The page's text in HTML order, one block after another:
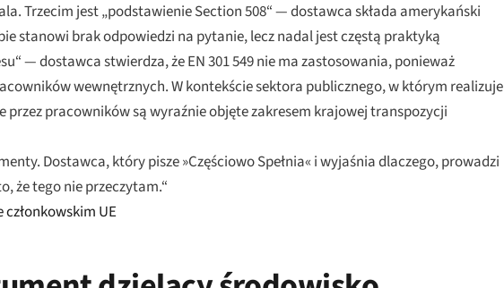
Trzecim jest „podstawienie Section 508“ — dostawca składa amerykański
stanowi brak odpowiedzi na pytanie, lecz nadal jest częstą praktyką
— dostawca stwierdza, że EN 301 549 nie ma zastosowania, ponieważ
wewnętrznych. W kontekście sektora publicznego, w którym realizuje
przez pracowników są wyraźnie objęte zakresem krajowej transpozycji
Dostawca, który pisze »Częściowo Spełnia« i wyjaśnia dlaczego, prowadzi
że tego nie przeczytam.“
UE